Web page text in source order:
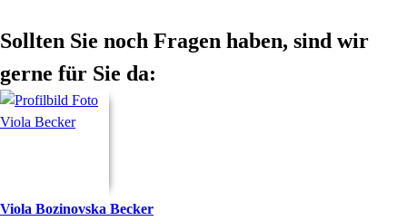
Sollten Sie noch Fragen haben, sind wir
gerne für Sie da:
Viola Bozinovska Becker